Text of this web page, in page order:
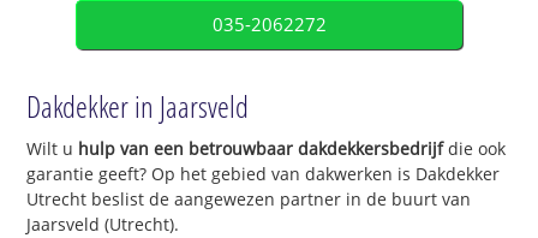
035-2062272
Dakdekker in Jaarsveld
Wilt u hulp van een betrouwbaar dakdekkersbedrijfdie ook
garantie geeft? Op het gebied van dakwerken is Dakdekker
Utrecht beslist de aangewezen partner in de buurt van
Jaarsveld (Utrecht).